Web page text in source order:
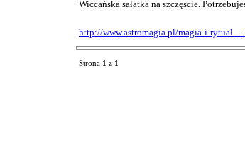
Wiccańska sałatka na szczęście.
http://www.astromagia.pl/magia-i-rytual ...
Strona 1 z 1